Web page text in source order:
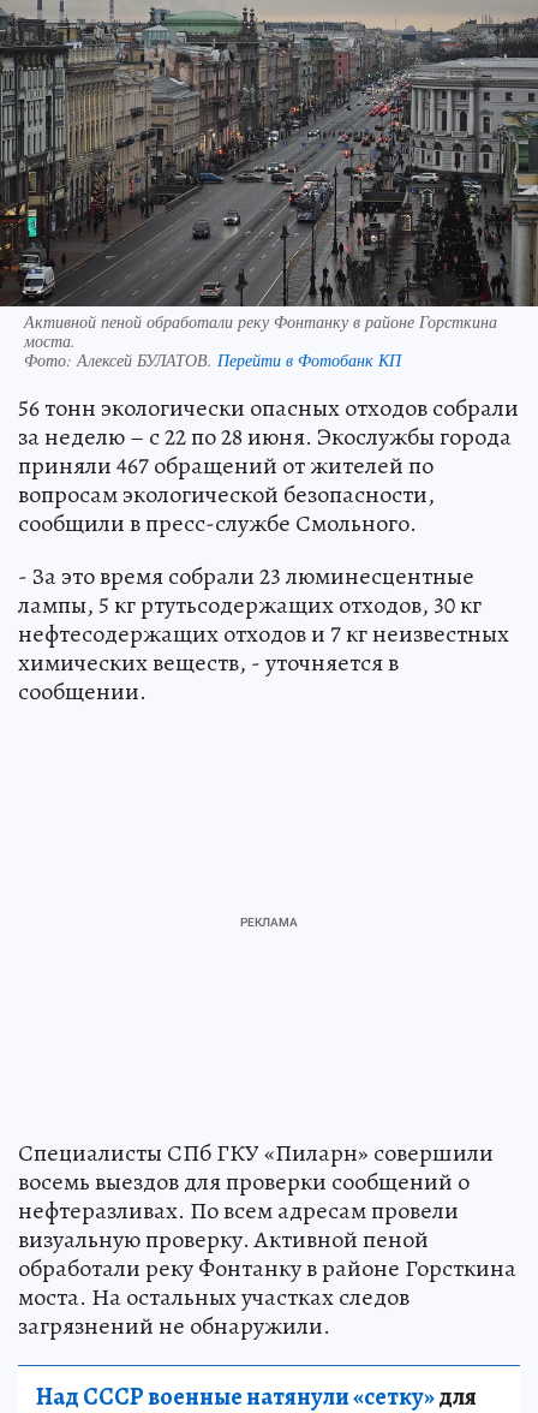
Активной пеной обработали реку Фонтанку в районе Горсткина
моста.
Фото:Алексей БУЛАТОВ. Перейти в Фотобанк КП
56 тонн экологически опасных отходов собрали
за неделю – с 22 по 28 июня. Экослужбы города
приняли 467 обращений от жителей по
вопросам экологической безопасности,
сообщили в пресс-службе Смольного.
- За это время собрали 23 люминесцентные
лампы, 5 кг ртутьсодержащих отходов, 30 кг
нефтесодержащих отходов и 7 кг неизвестных
химических веществ, - уточняется в
сообщении.
Специалисты СПб ГКУ «Пиларн» совершили
восемь выездов для проверки сообщений о
нефтеразливах. По всем адресам провели
визуальную проверку. Активной пеной
обработали реку Фонтанку в районе Горсткина
моста. На остальных участках следов
загрязнений не обнаружили.
Над СССР военные натянули «сетку»для